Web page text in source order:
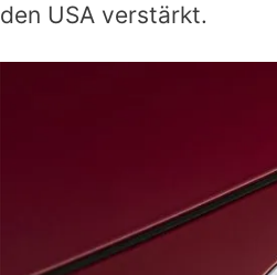
den USA verstärkt.